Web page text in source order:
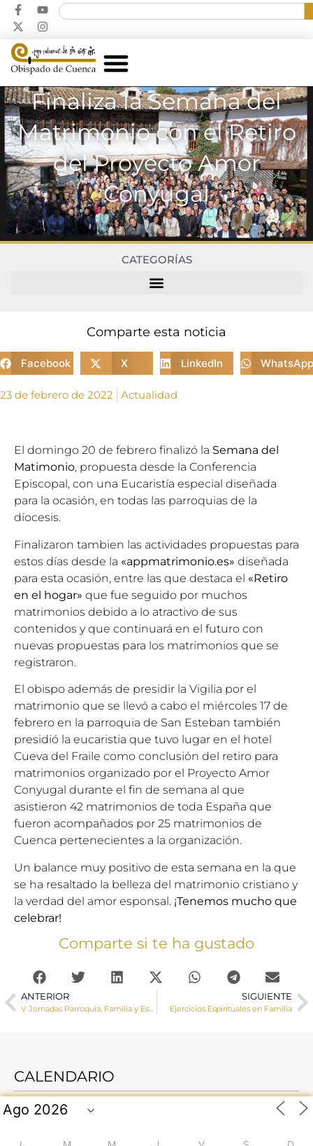
Finaliza la Semana del
Matrimonio con el Retiro
del Proyecto Amor
Conyugal
CATEGORÍAS
Comparte esta noticia
Facebook X LinkedIn WhatsApp
23 de febrero de 2022 Actualidad
El domingo 20 de febrero finalizó la Semana del
Matimonio, propuesta desde la Conferencia
Episcopal, con una Eucaristía especial diseñada
para la ocasión, en todas las parroquias de la
díocesis.
Finalizaron tambien las actividades propuestas para
estos días desde la «appmatrimonio.es» diseñada
para esta ocasión, entre las que destaca el «Retiro
en el hogar» que fue seguido por muchos
matrimonios debido a lo atractivo de sus
contenidos y que continuará en el futuro con
nuevas propuestas para los matrimonios que se
registraron.
El obispo además de presidir la Vigilia por el
matrimonio que se llevó a cabo el miércoles 17 de
febrero en la parroquia de San Esteban también
presidió la eucaristia que tuvo lugar en el hotel
Cueva del Fraile como conclusión del retiro para
matrimonios organizado por el Proyecto Amor
Conyugal durante el fin de semana al que
asistieron 42 matrimonios de toda España que
fueron acompañados por 25 matrimonios de
Cuenca pertenecientes a la organización.
Un balance muy positivo de esta semana en la que
se ha resaltado la belleza del matrimonio cristiano y
la verdad del amor esponsal. ¡Tenemos mucho que
celebrar!
Comparte si te ha gustado
ANTERIOR
V Jornadas Parroquia, Familia y Escuela
SIGUIENTE
Ejercicios Espirituales en Familia
CALENDARIO